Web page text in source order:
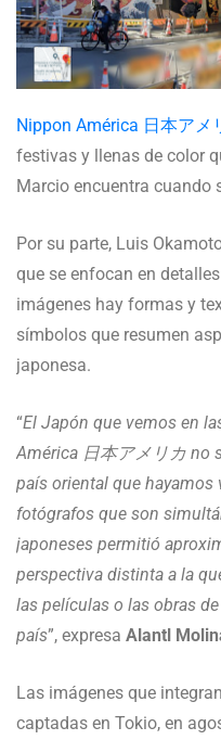
Nippon América 日本アメ
festivas y llenas de color
Marcio encuentra cuando
Por su parte, Luis
que se enfocan en
imágenes hay formas y
símbolos que resumen
japonesa.
“El Japón que vemos en
América 日本アメリカ no
país oriental que hayamos
fotógrafos que son
japoneses permitió
perspectiva distinta a la
las películas o las obras
país”, expresa Alantl
Las imágenes que
captadas en Tokio, en